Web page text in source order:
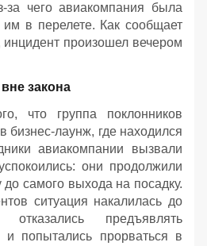
за чего авиакомпания была
им в перелете. Как сообщает
инцидент произошел вечером
закона
что группа поклонников
бизнес-лаунж, где находился
авиакомпании вызвали
они продолжили
до самого выхода на посадку.
ситуация накалилась до
предъявлять
попытались прорваться в